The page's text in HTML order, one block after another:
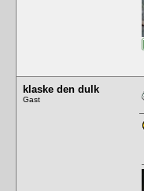
klaske den dulk
Gast